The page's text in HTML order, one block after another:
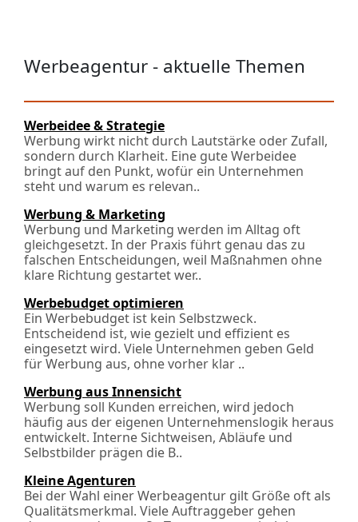
Werbeagentur - aktuelle Themen
Werbeidee & Strategie
Werbung wirkt nicht durch Lautstärke oder Zufall,
sondern durch Klarheit. Eine gute Werbeidee
bringt auf den Punkt, wofür ein Unternehmen
steht und warum es relevan..
Werbung & Marketing
Werbung und Marketing werden im Alltag oft
gleichgesetzt. In der Praxis führt genau das zu
falschen Entscheidungen, weil Maßnahmen ohne
klare Richtung gestartet wer..
Werbebudget optimieren
Ein Werbebudget ist kein Selbstzweck.
Entscheidend ist, wie gezielt und effizient es
eingesetzt wird. Viele Unternehmen geben Geld
für Werbung aus, ohne vorher klar ..
Werbung aus Innensicht
Werbung soll Kunden erreichen, wird jedoch
häufig aus der eigenen Unter­nehmens­logik heraus
entwickelt. Interne Sichtweisen, Abläufe und
Selbstbilder prägen die B..
Kleine Agenturen
Bei der Wahl einer Werbeagentur gilt Größe oft als
Qualitätsmerkmal. Viele Auftraggeber gehen